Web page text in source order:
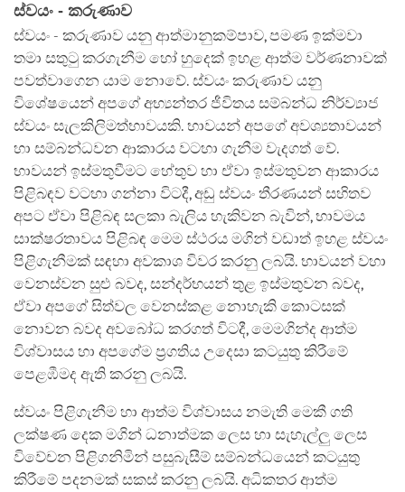
ස්වයං - කරුණාව
ස්වයං - කරුණාව යනු ආත්මානුකම්පාව, පමණ ඉක්මවා
තමා සතුටු කරගැනීම හෝ හුදෙක් ඉහළ ආත්ම වර්ණනාවක්
පවත්වාගෙන යාම නොවේ. ස්වයං කරුණාව යනු
විශේෂයෙන් අපගේ අභ්‍යන්තර ජීවිතය සම්බන්ධ නිර්ව්‍යාජ
ස්වයං සැලකිලිමත්භාවයකි. භාවයන් අපගේ අවශ්‍යතාවයන්
හා සම්බන්ධවන ආකාරය වටහා ගැනීම වැදගත් වේ.
භාවයන් ඉස්මතුවීමට හේතුව හා ඒවා ඉස්මතුවන ආකාරය
පිළිබඳව වටහා ගන්නා විටදී, අඩු ස්වයං තීරණයන් සහිතව
අපට ඒවා පිළිබඳ සලකා බැලිය හැකිවන බැවින්, භාවමය
සාක්ෂරතාවය පිළිබඳ මෙම ස්ථරය මගින් වඩාත් ඉහළ ස්වයං
පිළිගැනීමක් සඳහා අවකාශ විවර කරනු ලබයි. භාවයන් වහා
වෙනස්වන සුළු බවද, සන්දර්භයන් තුළ ඉස්මතුවන බවද,
ඒවා අපගේ සිත්වල වෙනස්කළ නොහැකි කොටසක්
නොවන බවද අවබෝධ කරගත් විටදී, මෙමගින්ද ආත්ම
විශ්වාසය හා අපගේම ප්‍රගතිය උදෙසා කටයුතු කිරීමේ
පෙළඹීමද ඇති කරනු ලබයි.
ස්වයං පිළිගැනීම හා ආත්ම විශ්වාසය නමැති මෙකී ගති
ලක්ෂණ දෙක මගින් ධනාත්මක ලෙස හා සැහැල්ලු ලෙස
විවේචන පිළිගනිමින් පසුබැසීම් සම්බන්ධයෙන් කටයුතු
කිරීමේ පදනමක් සකස් කරනු ලබයි. අධිකතර ආත්ම